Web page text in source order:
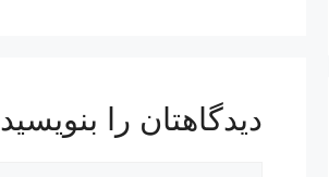
دیدگاهتان را بنویسید